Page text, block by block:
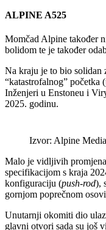
ALPINE A525
Momčad Alpine također
bolidom te je također
Na kraju je to bio solidan
“katastrofalnog” početka
Inženjeri u Enstoneu i
2025. godinu.
Izvor: Alpine
Malo je vidljivih
specifikacijom s kraja
konfiguraciju (push-rod),
gornjom poprečnom
Unutarnji okomiti dio
glavni otvori sada su još